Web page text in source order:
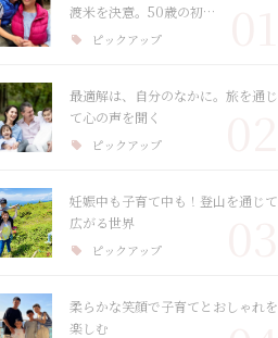
渡米を決意。50歳の初…
ピックアップ
最適解は、自分のなかに。旅を通じ
て心の声を聞く
ピックアップ
妊娠中も子育て中も！登山を通じて
広がる世界
ピックアップ
柔らかな笑顔で子育てとおしゃれを
楽しむ